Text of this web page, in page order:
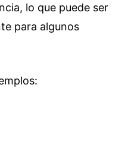
lo que puede ser
para algunos